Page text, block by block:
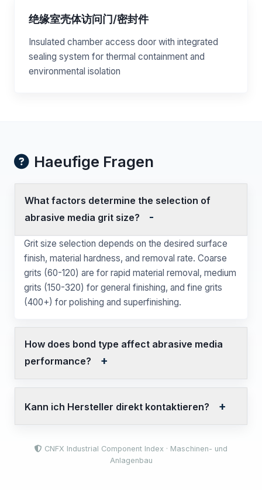
绝缘室壳体访问门/密封件
Insulated chamber access door with integrated
sealing system for thermal containment and
environmental isolation
Haeufige Fragen
What factors determine the selection of
abrasive media grit size?
Grit size selection depends on the desired surface
finish, material hardness, and removal rate. Coarse
grits (60-120) are for rapid material removal, medium
grits (150-320) for general finishing, and fine grits
(400+) for polishing and superfinishing.
How does bond type affect abrasive media
performance?
Kann ich Hersteller direkt kontaktieren?
CNFX Industrial Component Index · Maschinen- und
Anlagenbau